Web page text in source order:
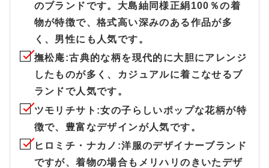
のブランドです。大島紬同様正絹100％の着
物が特徴で、格式高い深みのある作品が多
く、男性にも人気です。
撫松庵:古典的な柄を現代的に大胆にアレンジ
したものが多く、カジュアルに着こなせるブ
ランドで人気です。
ツモリチサト :女の子らしいポップな花柄が特
徴で、豊富なデザインが人気です。
ヒロミチ・ナカノ :洋服のデザイナーブランド
ですが、着物の場合もメリハリのきいたデザ